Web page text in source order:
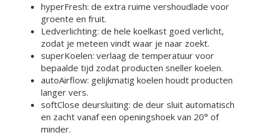
hyperFresh: de extra ruime vershoudlade voor
groente en fruit.
Ledverlichting: de hele koelkast goed verlicht,
zodat je meteen vindt waar je naar zoekt.
superKoelen: verlaag de temperatuur voor
bepaalde tijd zodat producten sneller koelen.
autoAirflow: gelijkmatig koelen houdt producten
langer vers.
softClose deursluiting: de deur sluit automatisch
en zacht vanaf een openingshoek van 20° of
minder.